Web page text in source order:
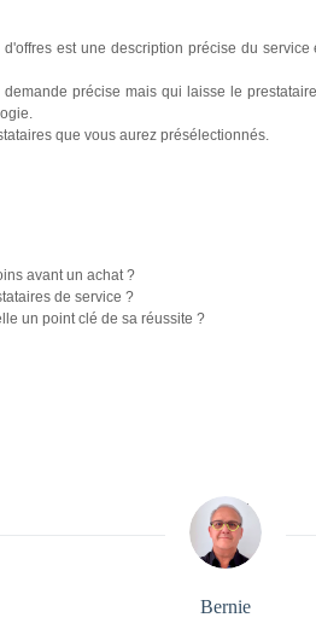
est une description précise du
précise mais qui laisse le
que vous aurez présélectionnés.
avant un achat ?
de service ?
un point clé de sa réussite ?
Bernie